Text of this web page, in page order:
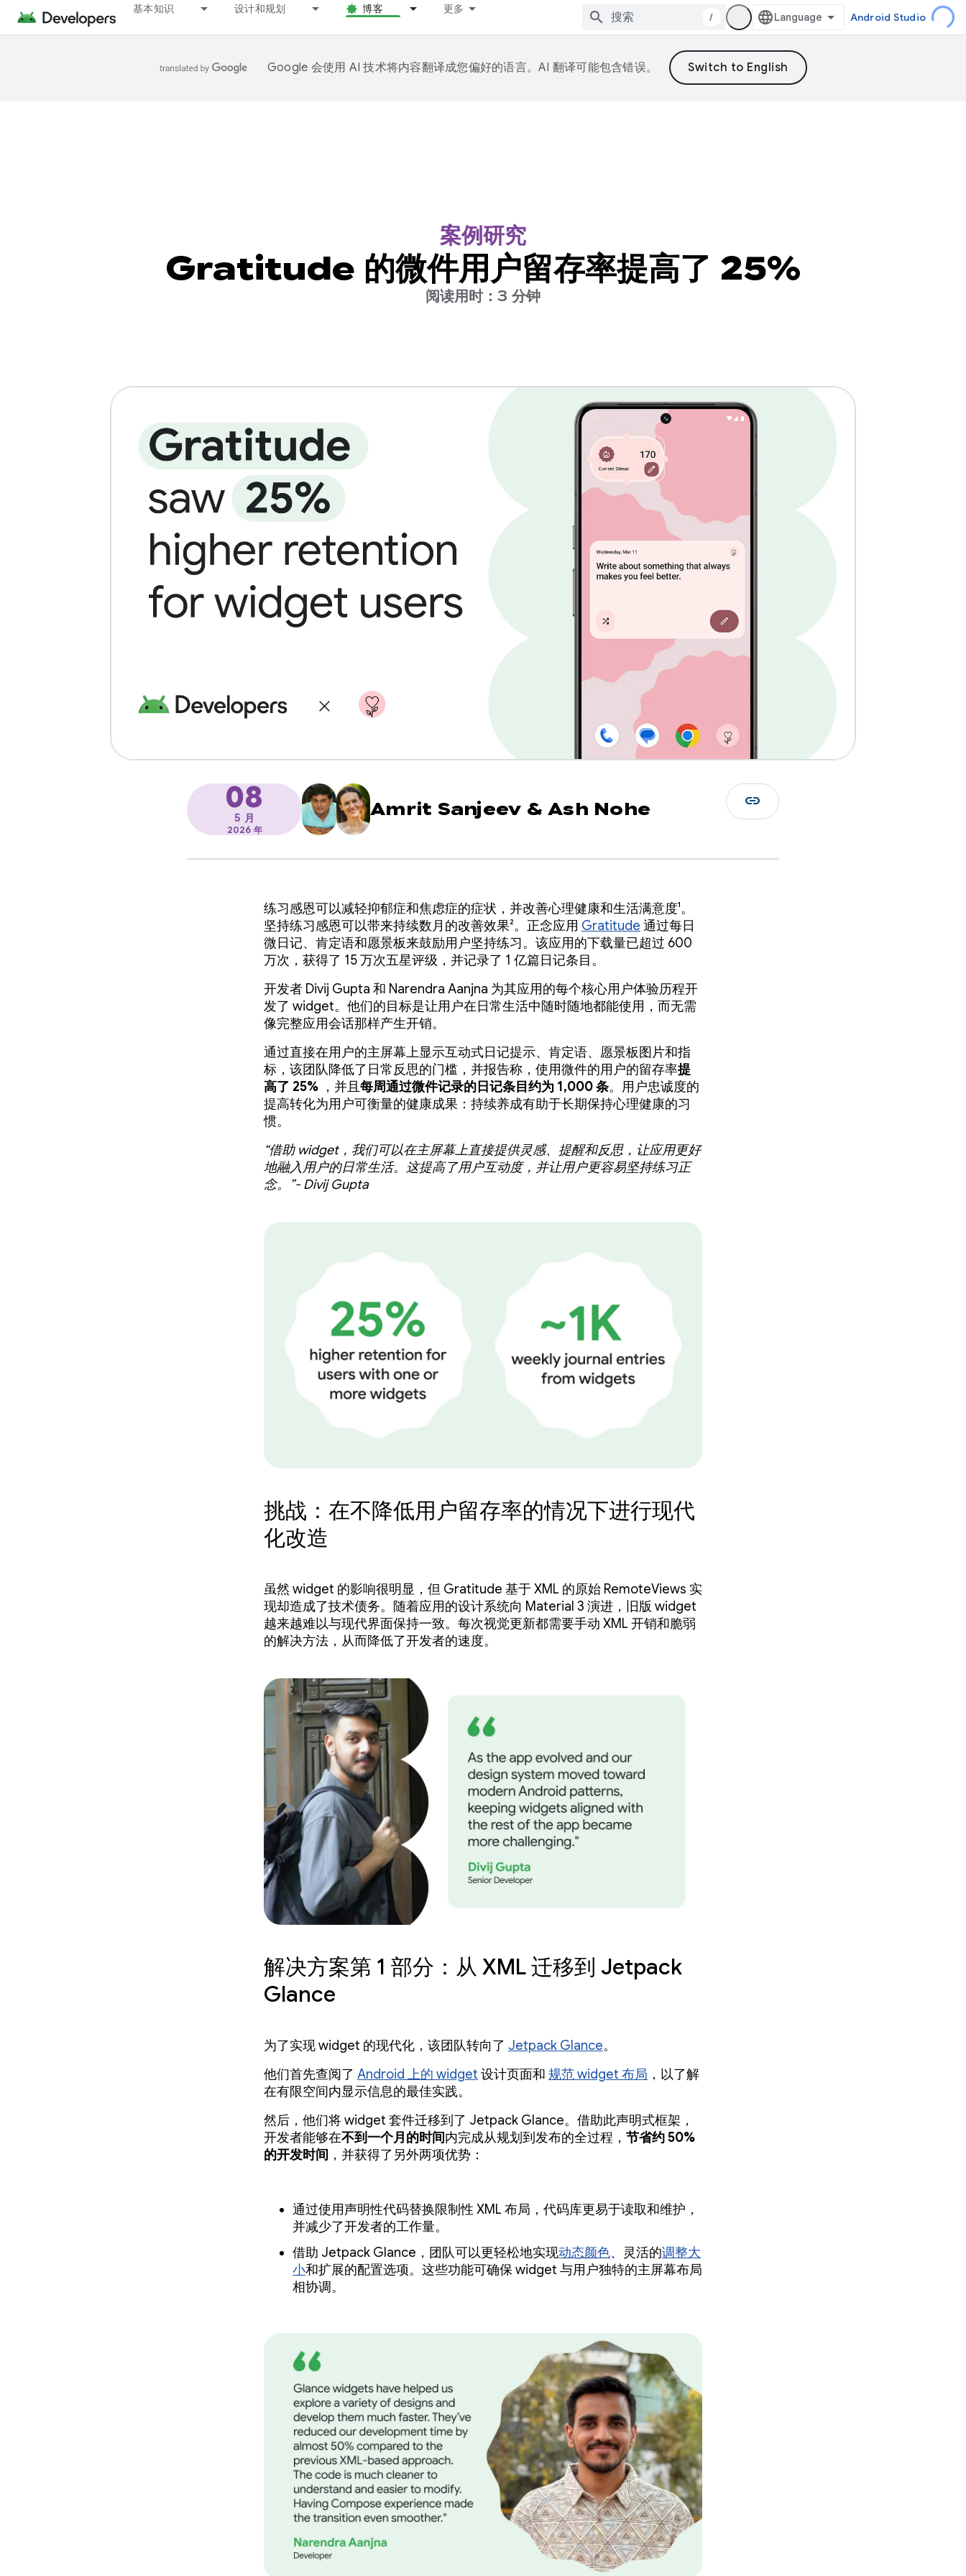
基本知识 设计和规划 博客 更多
/ Android Studio
Google 会使用 AI 技术将内容翻译成您偏好的语言。AI 翻译可能包含错误。
案例研究
Gratitude 的微件用户留存率提高了 25%
阅读用时：3 分钟
08
5 月
2026 年
Amrit Sanjeev & Ash Nohe link
练习感恩可以减轻抑郁症和焦虑症的症状，并改善心理健康和生活满意度¹。
坚持练习感恩可以带来持续数月的改善效果²。正念应用 Gratitude 通过每日
微日记、肯定语和愿景板来鼓励用户坚持练习。该应用的下载量已超过 600
万次，获得了 15 万次五星评级，并记录了 1 亿篇日记条目。
开发者 Divij Gupta 和 Narendra Aanjna 为其应用的每个核心用户体验历程开
发了 widget。他们的目标是让用户在日常生活中随时随地都能使用，而无需
像完整应用会话那样产生开销。
通过直接在用户的主屏幕上显示互动式日记提示、肯定语、愿景板图片和指
标，该团队降低了日常反思的门槛，并报告称，使用微件的用户的留存率提
高了 25% ，并且 每周通过微件记录的日记条目约为 1,000 条。用户忠诚度的
提高转化为用户可衡量的健康成果：持续养成有助于长期保持心理健康的习
惯。
“借助 widget，我们可以在主屏幕上直接提供灵感、提醒和反思，让应用更好
地融入用户的日常生活。这提高了用户互动度，并让用户更容易坚持练习正
念。”- Divij Gupta
挑战：在不降低用户留存率的情况下进行现代
化改造
虽然 widget 的影响很明显，但 Gratitude 基于 XML 的原始 RemoteViews 实
现却造成了技术债务。随着应用的设计系统向 Material 3 演进，旧版 widget
越来越难以与现代界面保持一致。每次视觉更新都需要手动 XML 开销和脆弱
的解决方法，从而降低了开发者的速度。
解决方案第 1 部分：从 XML 迁移到 Jetpack
Glance
为了实现 widget 的现代化，该团队转向了 Jetpack Glance。
他们首先查阅了 Android 上的 widget 设计页面和 规范 widget 布局 ，以了解
在有限空间内显示信息的最佳实践。
然后，他们将 widget 套件迁移到了 Jetpack Glance。借助此声明式框架，
开发者能够在不到一个月的时间内完成从规划到发布的全过程， 节省约 50%
的开发时间 ，并获得了另外两项优势：
通过使用声明性代码替换限制性 XML 布局，代码库更易于读取和维护，
并减少了开发者的工作量。
借助 Jetpack Glance，团队可以更轻松地实现动态颜色、灵活的调整大
小和扩展的配置选项。这些功能可确保 widget 与用户独特的主屏幕布局
相协调。